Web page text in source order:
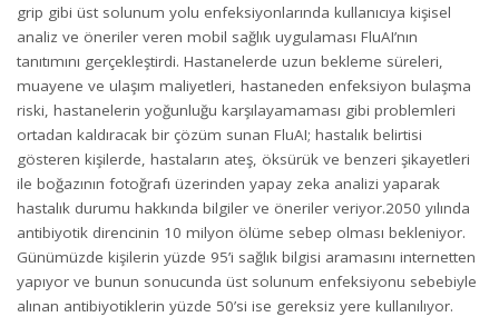
grip gibi üst solunum yolu enfeksiyonlarında kullanıcıya kişisel
analiz ve öneriler veren mobil sağlık uygulaması FluAI’nın
tanıtımını gerçekleştirdi. Hastanelerde uzun bekleme süreleri,
muayene ve ulaşım maliyetleri, hastaneden enfeksiyon bulaşma
riski, hastanelerin yoğunluğu karşılayamaması gibi problemleri
ortadan kaldıracak bir çözüm sunan FluAI; hastalık belirtisi
gösteren kişilerde, hastaların ateş, öksürük ve benzeri şikayetleri
ile boğazının fotoğrafı üzerinden yapay zeka analizi yaparak
hastalık durumu hakkında bilgiler ve öneriler veriyor.2050 yılında
antibiyotik direncinin 10 milyon ölüme sebep olması bekleniyor.
Günümüzde kişilerin yüzde 95’i sağlık bilgisi aramasını internetten
yapıyor ve bunun sonucunda üst solunum enfeksiyonu sebebiyle
alınan antibiyotiklerin yüzde 50’si ise gereksiz yere kullanılıyor.